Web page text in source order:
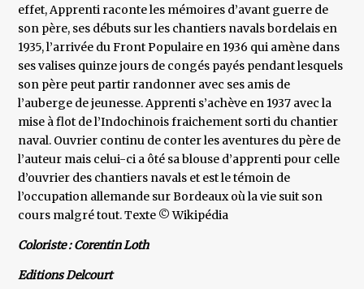
effet, Apprenti raconte les mémoires d’avant guerre de
son père, ses débuts sur les chantiers navals bordelais en
1935, l’arrivée du Front Populaire en 1936 qui amène dans
ses valises quinze jours de congés payés pendant lesquels
son père peut partir randonner avec ses amis de
l’auberge de jeunesse. Apprenti s’achève en 1937 avec la
mise à flot de l’Indochinois fraichement sorti du chantier
naval. Ouvrier continu de conter les aventures du père de
l’auteur mais celui-ci a ôté sa blouse d’apprenti pour celle
d’ouvrier des chantiers navals et est le témoin de
l’occupation allemande sur Bordeaux où la vie suit son
cours malgré tout. Texte © Wikipédia
Coloriste : Corentin Loth
Editions Delcourt